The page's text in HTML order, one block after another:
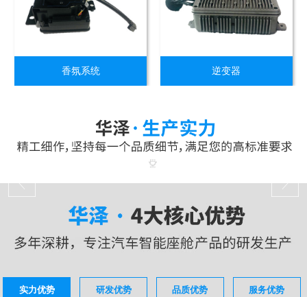
香氛系统 逆变器
实力优势 研发优势 品质优势 服务优势